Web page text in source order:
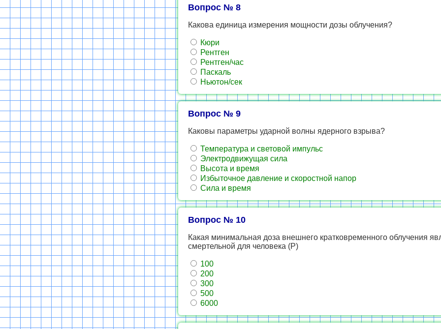
Вопрос № 8
Какова единица измерения мощности дозы облучения?
Кюри
Рентген
Рентген/час
Паскаль
Ньютон/сек
Вопрос № 9
Каковы параметры ударной волны ядерного взрыва?
Температура и световой импульс
Электродвижущая сила
Высота и время
Избыточное давление и скоростной напор
Сила и время
Вопрос № 10
Какая минимальная доза внешнего кратковременного облучения
смертельной для человека (Р)
100
200
300
500
6000